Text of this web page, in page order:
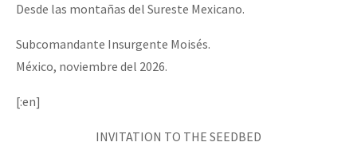
Desde las montañas del Sureste Mexicano.
Subcomandante Insurgente Moisés.
México, noviembre del 2026.
[:en]
INVITATION TO THE SEEDBED